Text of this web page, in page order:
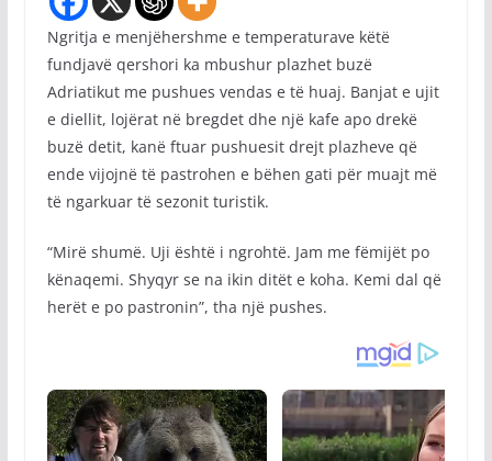
Ngritja e menjëhershme e temperaturave këtë
fundjavë qershori ka mbushur plazhet buzë
Adriatikut me pushues vendas e të huaj. Banjat e ujit
e diellit, lojërat në bregdet dhe një kafe apo drekë
buzë detit, kanë ftuar pushuesit drejt plazheve që
ende vijojnë të pastrohen e bëhen gati për muajt më
të ngarkuar të sezonit turistik.
“Mirë shumë. Uji është i ngrohtë. Jam me fëmijët po
kënaqemi. Shyqyr se na ikin ditët e koha. Kemi dal që
herët e po pastronin”, tha një pushes.